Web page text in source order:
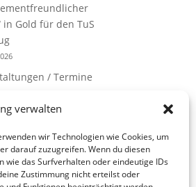
verwalten
wir Technologien wie Cookies, um
darauf zuzugreifen. Wenn du diesen
wie das Surfverhalten oder eindeutige IDs
Zustimmung nicht erteilst oder
in Gold für den TuS
/ Termine